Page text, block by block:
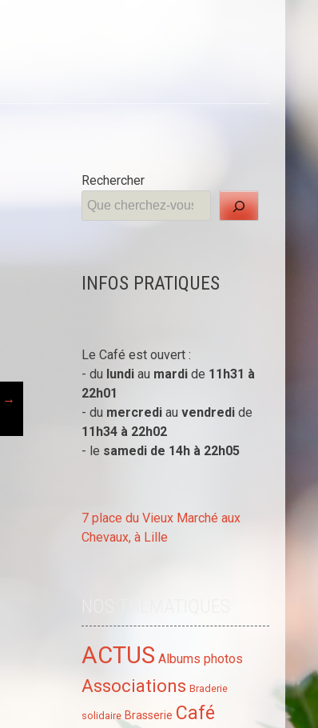
→
Rechercher
INFOS PRATIQUES
Le Café est ouvert :
- du lundiau mardide 11h31 à
22h01
- du mercrediau vendredi de
11h34 à 22h02
- le samedi de 14h à 22h05
7 place du Vieux Marché aux
Chevaux, à Lille
ACTUS Albums photos
Associations Braderie
solidaire Brasserie Café